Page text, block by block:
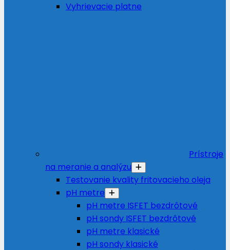
Vyhrievacie platne
Prístroje
na meranie a analýzu
Testovanie kvality fritovacieho oleja
pH metre
pH metre ISFET bezdrôtové
pH sondy ISFET bezdrôtové
pH metre klasické
pH sondy klasické